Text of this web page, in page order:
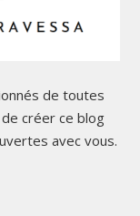
de toutes
créer ce blog
avec vous.